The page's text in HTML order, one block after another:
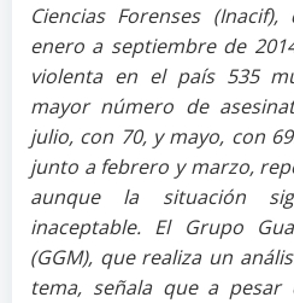
Ciencias Forenses
enero a septiembre de
violenta en el país 535
mayor número de
julio, con 70, y mayo, con
junto a febrero y marzo,
aunque la situación
inaceptable. El Grupo
(GGM), que realiza un
tema, señala que a pesar